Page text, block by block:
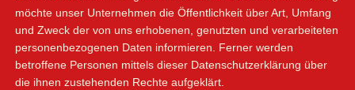
möchte unser Unternehmen die Öffentlichkeit über Art, Umfang
und Zweck der von uns erhobenen, genutzten und verarbeiteten
personenbezogenen Daten informieren. Ferner werden
betroffene Personen mittels dieser Datenschutzerklärung über
die ihnen zustehenden Rechte aufgeklärt.